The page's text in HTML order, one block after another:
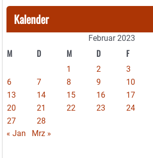
Kalender
Februar 2023
M D M D F
1 2 3
6
7 8 9 10
13
14 15 16 17
20
21 22 23 24
27
28
« Jan
Mrz »